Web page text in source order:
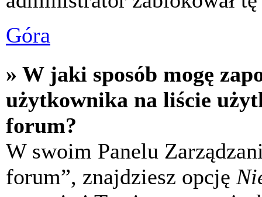
Góra
» W jaki sposób mogę
użytkownika na liście
forum?
W swoim Panelu
forum”, znajdziesz opcję